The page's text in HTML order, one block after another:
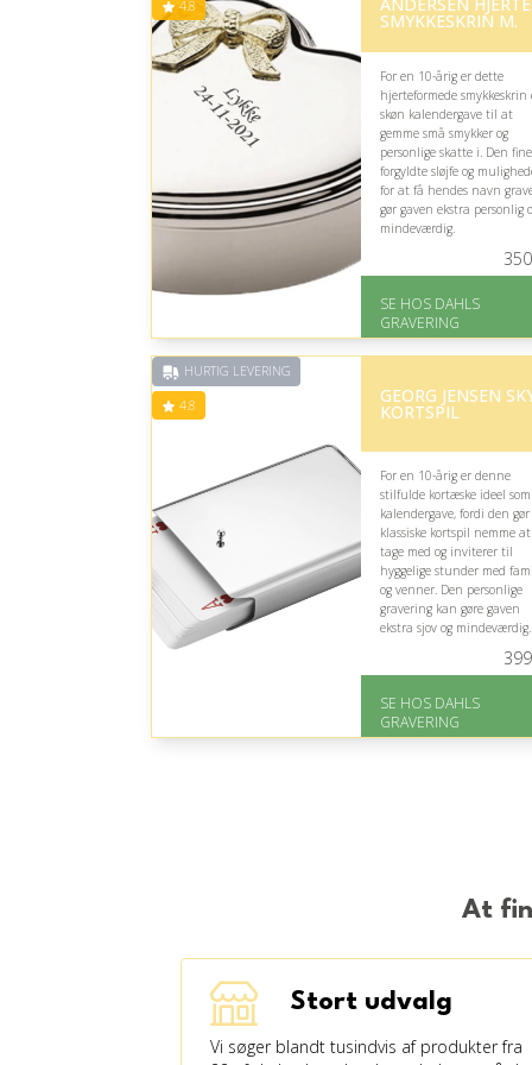
4.8
SMYKKESKRIN M.
For en 10-årig er dette
hjerteformede smykkeskrin
skøn kalendergave til at
gemme små smykker og
personlige skatte i. Den
forgyldte sløjfe og
for at få hendes navn
gør gaven ekstra personlig
mindeværdig.
Fremragende Trustpilot
rating på 4.8 ud af 5
350
SE HOS DAHLS
GRAVERING
HURTIG LEVERING
4.8 GEORG JENSEN
KORTSPIL
For en 10-årig er denne
stilfulde kortæske ideel som
kalendergave, fordi den gør
klassiske kortspil nemme at
tage med og inviterer til
hyggelige stunder med
og venner. Den personlige
gravering kan gøre gaven
ekstra sjov og mindeværdig.
Fremragende Trustpilot
rating på 4.8 ud af 5
399
SE HOS DAHLS
GRAVERING
At
Stort udvalg
Vi søger blandt tusindvis af produkter fra